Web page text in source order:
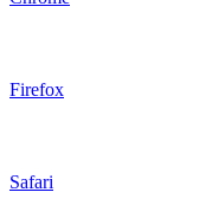
Firefox
Safari